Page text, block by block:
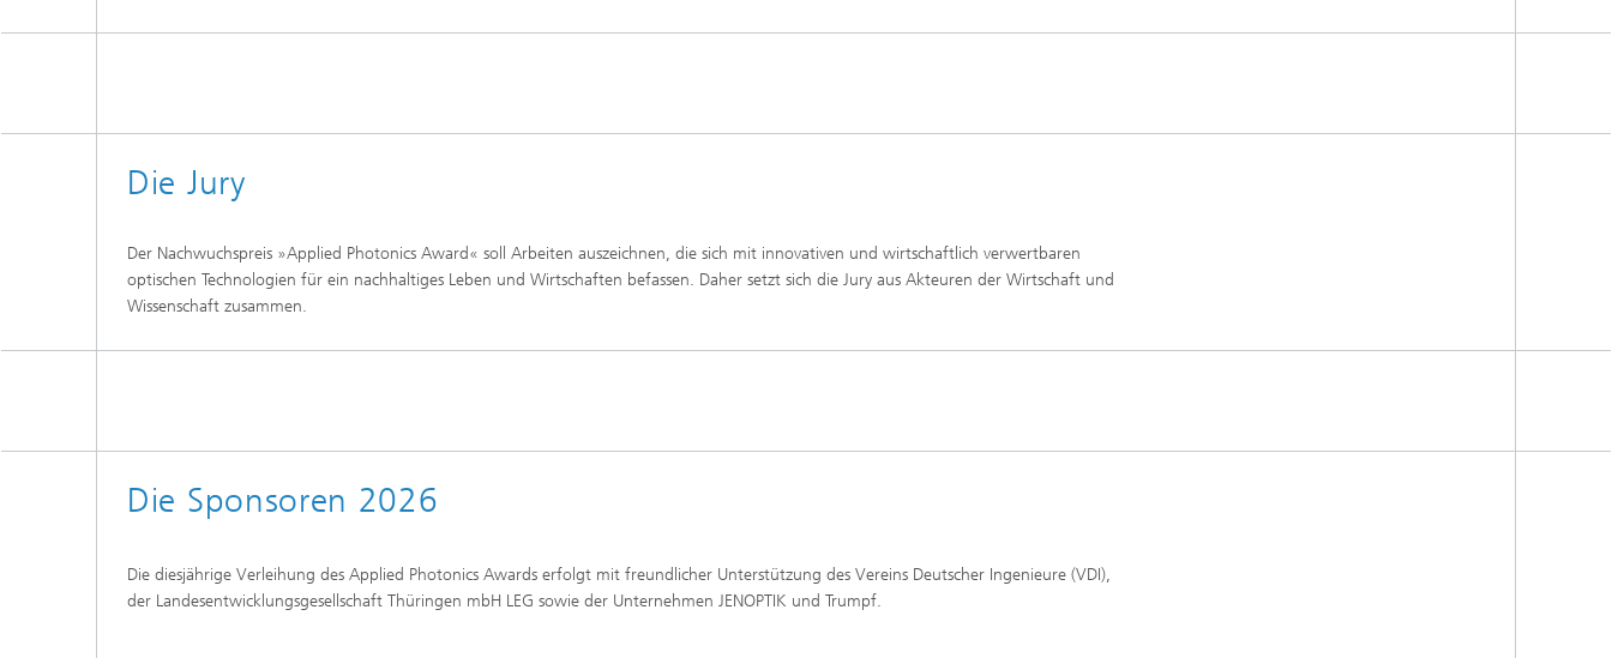
Die Jury
Der Nachwuchspreis »Applied Photonics Award« soll Arbeiten auszeichnen, die sich mit innovativen und wirtschaftlich verwertbaren
optischen Technologien für ein nachhaltiges Leben und Wirtschaften befassen. Daher setzt sich die Jury aus Akteuren der Wirtschaft und
Wissenschaft zusammen.
Die Sponsoren 2026
Die diesjährige Verleihung des Applied Photonics Awards erfolgt mit freundlicher Unterstützung des Vereins Deutscher Ingenieure (VDI),
der Landesentwicklungsgesellschaft Thüringen mbH LEG sowie der Unternehmen JENOPTIK und Trumpf.